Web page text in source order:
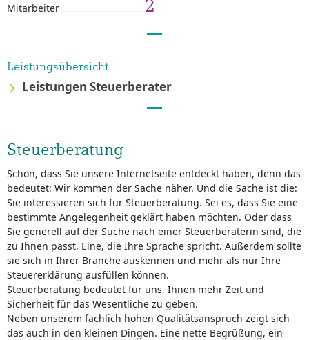
Mitarbeiter 2
Leistungsübersicht
Leistungen Steuerberater
Steuerberatung
Schön, dass Sie unsere Internetseite entdeckt haben, denn das
bedeutet: Wir kommen der Sache näher. Und die Sache ist die:
Sie interessieren sich für Steuerberatung. Sei es, dass Sie eine
bestimmte Angelegenheit geklärt haben möchten. Oder dass
Sie generell auf der Suche nach einer Steuerberaterin sind, die
zu Ihnen passt. Eine, die Ihre Sprache spricht. Außerdem sollte
sie sich in Ihrer Branche auskennen und mehr als nur Ihre
Steuererklärung ausfüllen können.
Steuerberatung bedeutet für uns, Ihnen mehr Zeit und
Sicherheit für das Wesentliche zu geben.
Neben unserem fachlich hohen Qualitätsanspruch zeigt sich
das auch in den kleinen Dingen. Eine nette Begrüßung, ein